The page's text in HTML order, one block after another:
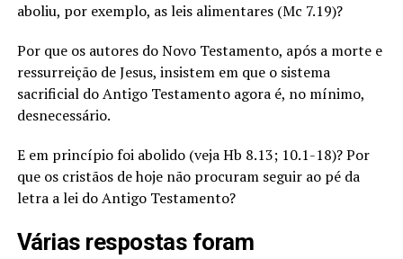
aboliu, por exemplo, as leis alimentares (Mc 7.19)?
Por que os autores do Novo Testamento, após a morte e
ressurreição de Jesus, insistem em que o sistema
sacrificial do Antigo Testamento agora é, no mínimo,
desnecessário.
E em princípio foi abolido (veja Hb 8.13; 10.1-18)? Por
que os cristãos de hoje não procuram seguir ao pé da
letra a lei do Antigo Testamento?
Várias respostas foram